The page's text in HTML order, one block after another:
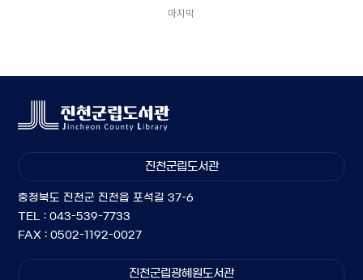
마지막
진천군립도서관
충청북도 진천군 진천읍 포석길 37-6
TEL : 043-539-7733
FAX : 0502-1192-0027
진천군립광혜원도서관